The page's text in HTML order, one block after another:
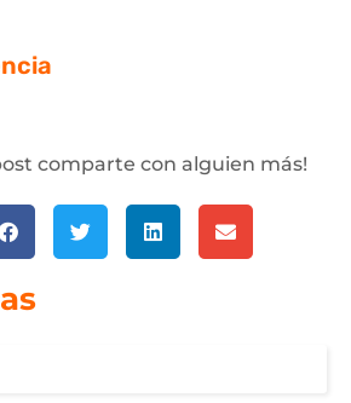
comparte con alguien más!